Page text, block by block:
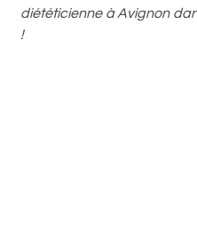
diététicienne à Avignon
!